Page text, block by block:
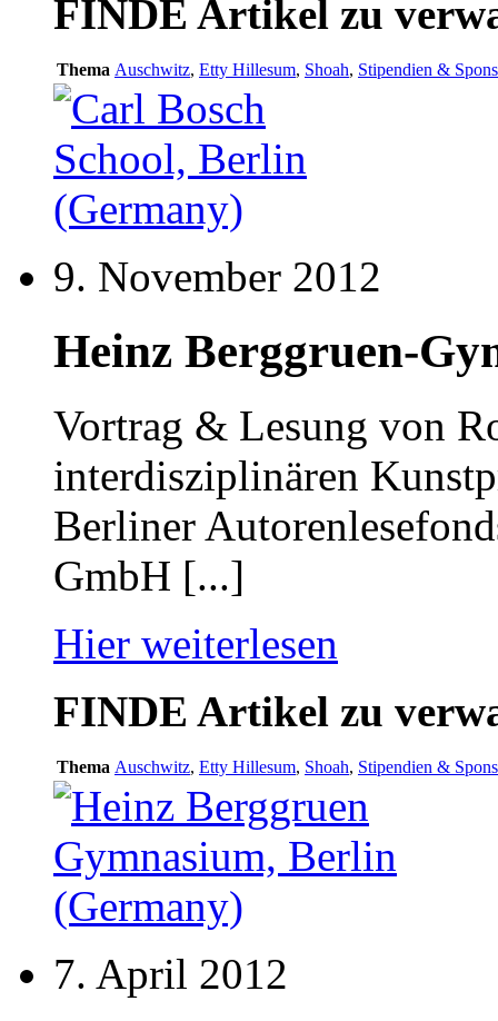
FINDE Artikel zu
Thema Auschwitz, Etty Hillesum, Shoah, Stipendien &
9. November 2012
Heinz Berggruen-
Vortrag & Lesung von
interdisziplinären
Berliner
GmbH [...]
Hier weiterlesen
FINDE Artikel zu
Thema Auschwitz, Etty Hillesum, Shoah, Stipendien &
7. April 2012